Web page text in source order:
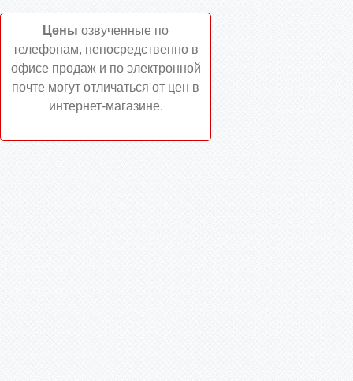
Цены озвученные по
телефонам, непосредственно в
офисе продаж и по электронной
почте могут отличаться от цен в
интернет-магазине.